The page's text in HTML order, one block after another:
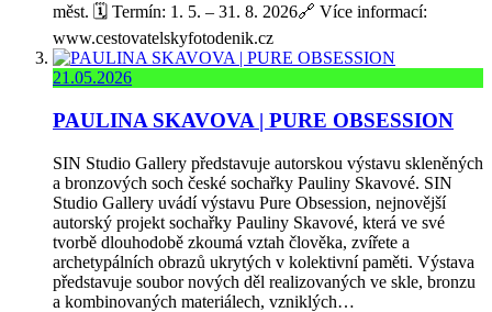
měst. 🗓️ Termín: 1. 5. – 31. 8. 2026🔗 Více informací:
www.cestovatelskyfotodenik.cz
21.05.2026
PAULINA SKAVOVA | PURE OBSESSION
SIN Studio Gallery představuje autorskou výstavu skleněných
a bronzových soch české sochařky Pauliny Skavové. SIN
Studio Gallery uvádí výstavu Pure Obsession, nejnovější
autorský projekt sochařky Pauliny Skavové, která ve své
tvorbě dlouhodobě zkoumá vztah člověka, zvířete a
archetypálních obrazů ukrytých v kolektivní paměti. Výstava
představuje soubor nových děl realizovaných ve skle, bronzu
a kombinovaných materiálech, vzniklých…